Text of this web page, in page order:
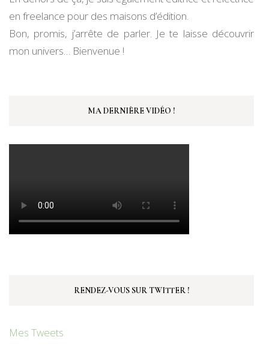
en freelance pour des maisons d’édition.
Bon, promis, j’arrête de parler. Je te laisse découvrir
mon univers… Bienvenue !
MA DERNIÈRE VIDÉO !
RENDEZ-VOUS SUR TWITTER !
Mes Tweets